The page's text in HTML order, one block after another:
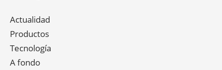
Actualidad
Productos
Tecnología
A fondo